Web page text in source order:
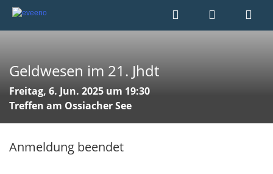
Geldwesen im 21. Jhdt
Freitag, 6. Jun. 2025 um 19:30
Treffen am Ossiacher See
Anmeldung beendet